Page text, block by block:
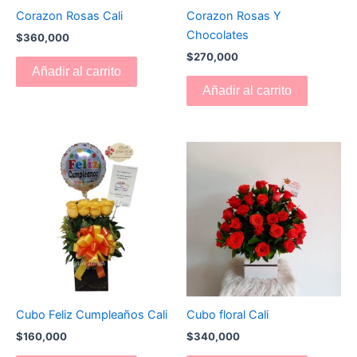
Corazon Rosas Cali
$360,000
Añadir al carrito
Corazon Rosas Y
Chocolates
$270,000
Añadir al carrito
Cubo Feliz Cumpleaños Cali
$160,000
Cubo floral Cali
$340,000